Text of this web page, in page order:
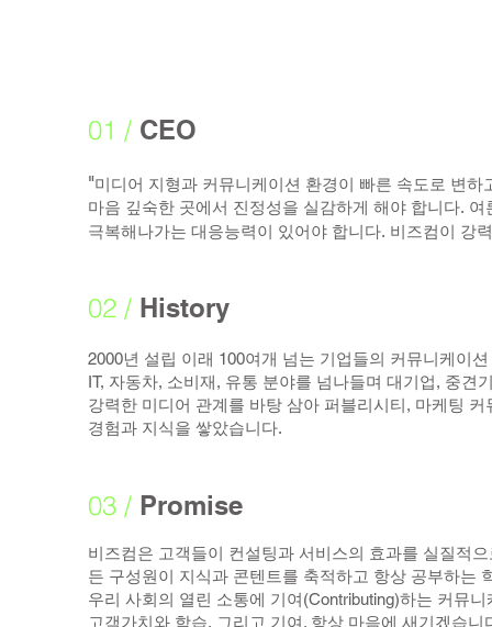
01 / CEO
"미디어 지형과 커뮤니케이션 환경이 빠른 속도로 변
마음 깊숙한 곳에서 진정성을 실감하게 해야 합니다.
극복해나가는 대응능력이 있어야 합니다. 비즈컴이 강
02 / History
2000년 설립 이래 100여개 넘는 기업들의 커뮤니케이
IT, 자동차, 소비재, 유통 분야를 넘나들며 대기업, 중
강력한 미디어 관계를 바탕 삼아 퍼블리시티, 마케팅
경험과 지식을 쌓았습니다.
03 / Promise
비즈컴은 고객들이 컨설팅과 서비스의 효과를 실질적
든 구성원이 지식과 콘텐트를 축적하고 항상 공부하는
우리 사회의 열린 소통에 기여(Contributing)하는 커뮤
고객가치와 학습, 그리고 기여. 항상 마음에 새기겠습니